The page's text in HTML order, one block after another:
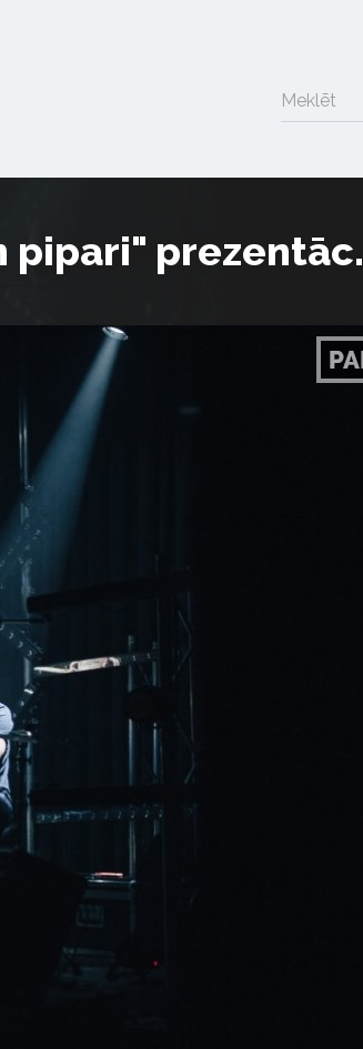
Meklēt
pipari" prezentāc.